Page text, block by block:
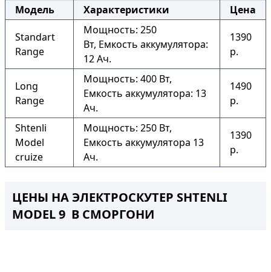
Модель
Характеристики Цена
Standart
Range
Мощность: 250
Вт, Емкость аккумулятора:
12 Ач.
1390
р.
Long
Range
Мощность: 400 Вт,
Емкость аккумулятора: 13
Ач.
1490
р.
Shtenli
Model
cruize
Мощность: 250 Вт,
Емкость аккумулятора 13
Ач.
1390
р.
ЦЕНЫ НА ЭЛЕКТРОСКУТЕР SHTENLI
MODEL 9 В СМОРГОНИ